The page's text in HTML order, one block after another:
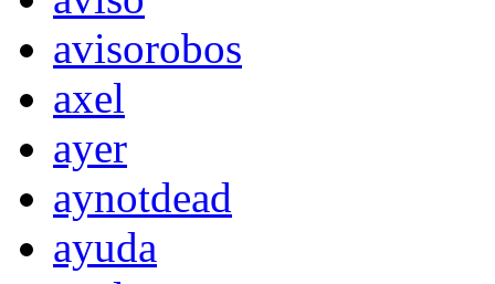
avisorobos
axel
ayer
aynotdead
ayuda